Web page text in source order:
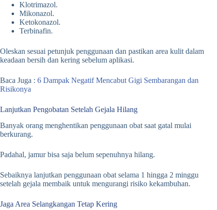
Klotrimazol.
Mikonazol.
Ketokonazol.
Terbinafin.
Oleskan sesuai petunjuk penggunaan dan pastikan area kulit dalam
keadaan bersih dan kering sebelum aplikasi.
Baca Juga : 6 Dampak Negatif Mencabut Gigi Sembarangan dan
Risikonya
Lanjutkan Pengobatan Setelah Gejala Hilang
Banyak orang menghentikan penggunaan obat saat gatal mulai
berkurang.
Padahal, jamur bisa saja belum sepenuhnya hilang.
Sebaiknya lanjutkan penggunaan obat selama 1 hingga 2 minggu
setelah gejala membaik untuk mengurangi risiko kekambuhan.
Jaga Area Selangkangan Tetap Kering